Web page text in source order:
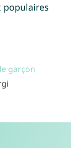
populaires
garçon